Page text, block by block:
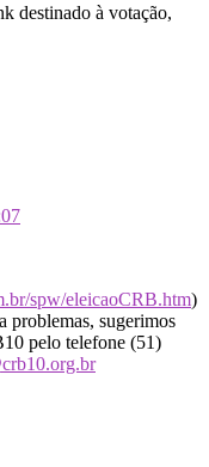
destinado à votação,
spw/eleicaoCRB.htm)
problemas, sugerimos
pelo telefone (51)